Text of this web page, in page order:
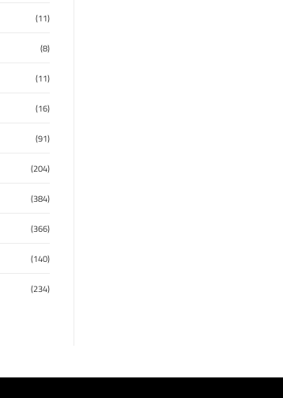
(11)
(8)
(11)
(16)
(91)
(204)
(384)
(366)
(140)
(234)